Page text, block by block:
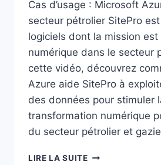
Cas d’usage : Microsoft
secteur pétrolier SitePro
logiciels dont la mission
numérique dans le secteur
cette vidéo, découvrez
Azure aide SitePro à
des données pour stimuler
transformation numérique
du secteur pétrolier et
LIRE LA SUITECAS